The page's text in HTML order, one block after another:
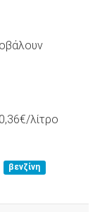
λίτρο
βενζίνη